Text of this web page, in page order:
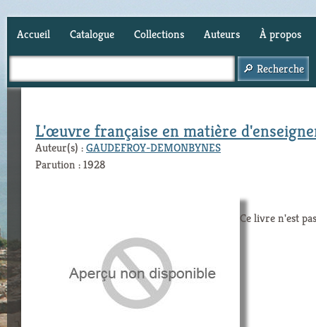
Accueil Catalogue Collections Auteurs À propos
L'œuvre française en matière
Auteur(s) :GAUDEFROY-DEMONBYNES
Parution : 1928
Ce livre n'est